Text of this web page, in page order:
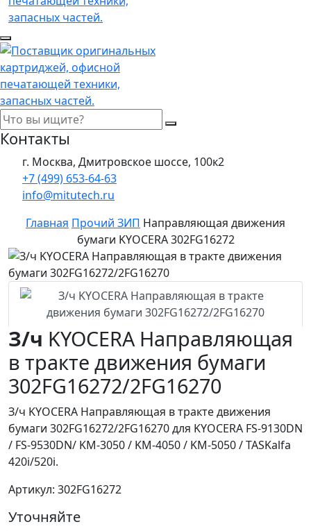
Контакты
г. Москва, Дмитровское шоссе, 100к2
+7 (499) 653-64-63
info@mitutech.ru
Главная Прочий ЗИП Направляющая движения
бумаги KYOCERA 302FG16272
З/ч KYOCERA Направляющая
в тракте движения бумаги
302FG16272/2FG16270
З/ч KYOCERA Направляющая в тракте движения
бумаги 302FG16272/2FG16270 для KYOCERA FS-9130DN
/ FS-9530DN/ KM-3050 / KM-4050 / KM-5050 / TASKalfa
420i/520i.
Артикул: 302FG16272
Уточняйте